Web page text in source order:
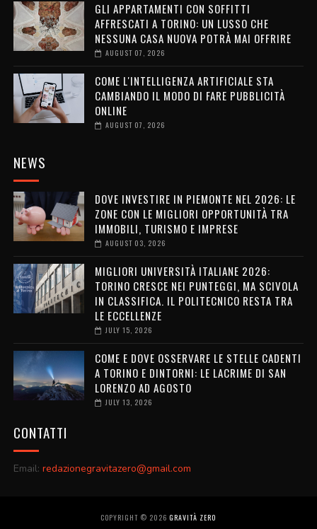
GLI APPARTAMENTI CON SOFFITTI
AFFRESCATI A TORINO: UN LUSSO CHE
NESSUNA CASA NUOVA POTRÀ MAI OFFRIRE
AUGUST 07, 2026
COME L'INTELLIGENZA ARTIFICIALE STA
CAMBIANDO IL MODO DI FARE PUBBLICITÀ
ONLINE
AUGUST 07, 2026
NEWS
DOVE INVESTIRE IN PIEMONTE NEL 2026: LE
ZONE CON LE MIGLIORI OPPORTUNITÀ TRA
IMMOBILI, TURISMO E IMPRESE
AUGUST 03, 2026
MIGLIORI UNIVERSITÀ ITALIANE 2026:
TORINO CRESCE NEI PUNTEGGI, MA SCIVOLA
IN CLASSIFICA. IL POLITECNICO RESTA TRA
LE ECCELLENZE
JULY 15, 2026
COME E DOVE OSSERVARE LE STELLE CADENTI
A TORINO E DINTORNI: LE LACRIME DI SAN
LORENZO AD AGOSTO
JULY 13, 2026
CONTATTI
Email: redazionegravitazero@gmail.com
COPYRIGHT © 2026GRAVITÀ ZERO